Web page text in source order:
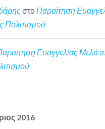
στοΠαραίτηση
Πολιτισμού
Ευαγγελίας Μελά
2016